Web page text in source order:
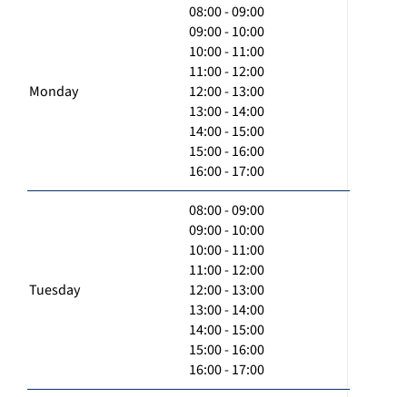
Monday
08:00 - 09:00
09:00 - 10:00
10:00 - 11:00
11:00 - 12:00
12:00 - 13:00
13:00 - 14:00
14:00 - 15:00
15:00 - 16:00
16:00 - 17:00
Tuesday
08:00 - 09:00
09:00 - 10:00
10:00 - 11:00
11:00 - 12:00
12:00 - 13:00
13:00 - 14:00
14:00 - 15:00
15:00 - 16:00
16:00 - 17:00